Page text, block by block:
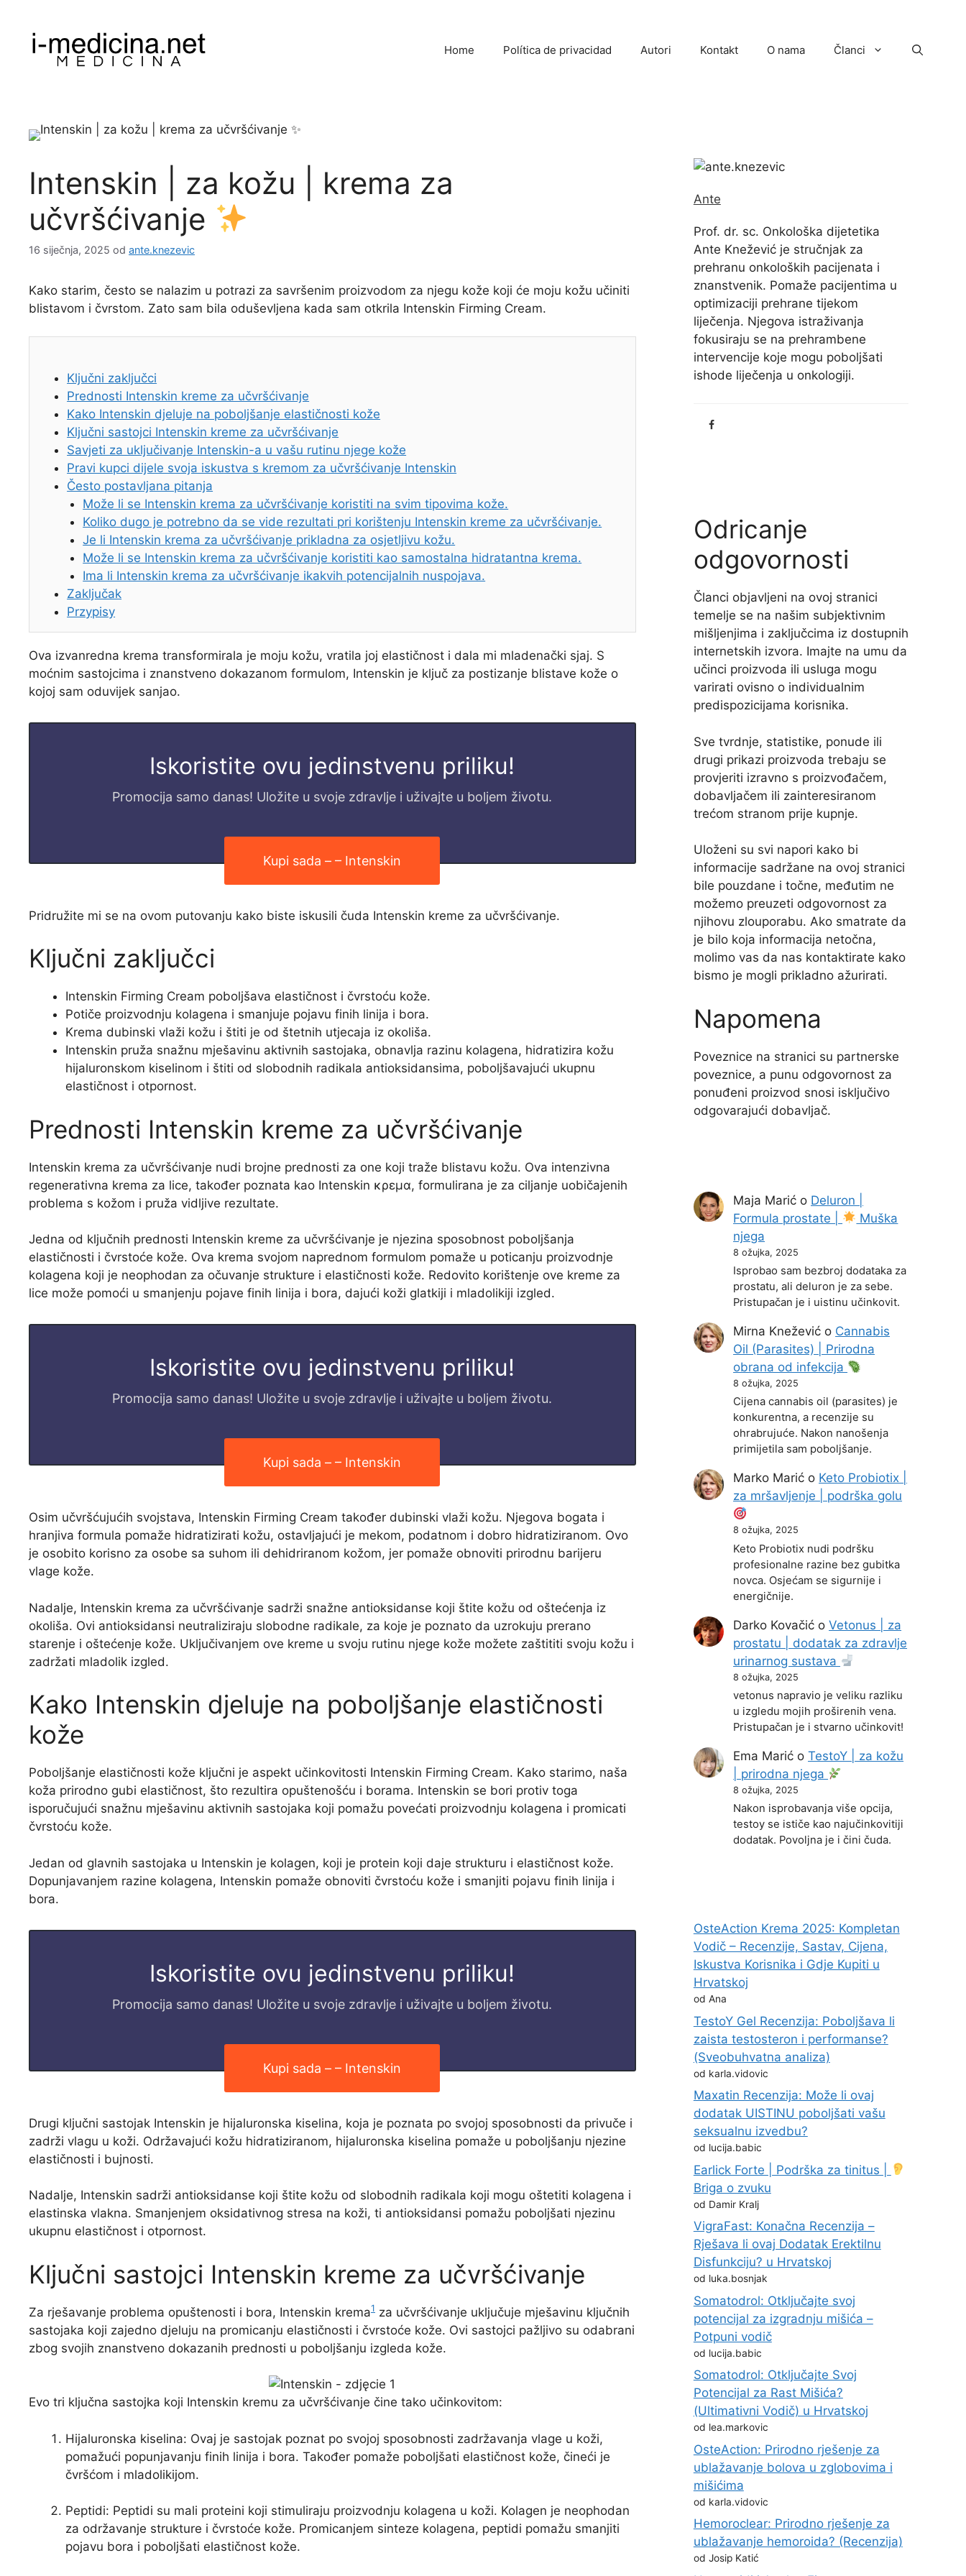
sadržaj
Home Política de privacidad Autori Kontakt O nama Članci
Intenskin | za kožu | krema za
učvršćivanje
16 siječnja, 2025 od ante.knezevic
Kako starim, često se nalazim u potrazi za savršenim proizvodom za njegu kože koji će moju kožu učiniti
blistavom i čvrstom. Zato sam bila oduševljena kada sam otkrila Intenskin Firming Cream.
Ključni zaključci
Prednosti Intenskin kreme za učvršćivanje
Kako Intenskin djeluje na poboljšanje elastičnosti kože
Ključni sastojci Intenskin kreme za učvršćivanje
Savjeti za uključivanje Intenskin-a u vašu rutinu njege kože
Pravi kupci dijele svoja iskustva s kremom za učvršćivanje Intenskin
Često postavljana pitanja
Može li se Intenskin krema za učvršćivanje koristiti na svim tipovima kože.
Koliko dugo je potrebno da se vide rezultati pri korištenju Intenskin kreme za učvršćivanje.
Je li Intenskin krema za učvršćivanje prikladna za osjetljivu kožu.
Može li se Intenskin krema za učvršćivanje koristiti kao samostalna hidratantna krema.
Ima li Intenskin krema za učvršćivanje ikakvih potencijalnih nuspojava.
Zaključak
Przypisy
Ova izvanredna krema transformirala je moju kožu, vratila joj elastičnost i dala mi mladenački sjaj. S
moćnim sastojcima i znanstveno dokazanom formulom, Intenskin je ključ za postizanje blistave kože o
kojoj sam oduvijek sanjao.
Iskoristite ovu jedinstvenu priliku!
Promocija samo danas! Uložite u svoje zdravlje i uživajte u boljem životu.
Kupi sada – – Intenskin
Pridružite mi se na ovom putovanju kako biste iskusili čuda Intenskin kreme za učvršćivanje.
Ključni zaključci
Intenskin Firming Cream poboljšava elastičnost i čvrstoću kože.
Potiče proizvodnju kolagena i smanjuje pojavu finih linija i bora.
Krema dubinski vlaži kožu i štiti je od štetnih utjecaja iz okoliša.
Intenskin pruža snažnu mješavinu aktivnih sastojaka, obnavlja razinu kolagena, hidratizira kožu
hijaluronskom kiselinom i štiti od slobodnih radikala antioksidansima, poboljšavajući ukupnu
elastičnost i otpornost.
Prednosti Intenskin kreme za učvršćivanje
Intenskin krema za učvršćivanje nudi brojne prednosti za one koji traže blistavu kožu. Ova intenzivna
regenerativna krema za lice, također poznata kao Intenskin κρεμα, formulirana je za ciljanje uobičajenih
problema s kožom i pruža vidljive rezultate.
Jedna od ključnih prednosti Intenskin kreme za učvršćivanje je njezina sposobnost poboljšanja
elastičnosti i čvrstoće kože. Ova krema svojom naprednom formulom pomaže u poticanju proizvodnje
kolagena koji je neophodan za očuvanje strukture i elastičnosti kože. Redovito korištenje ove kreme za
lice može pomoći u smanjenju pojave finih linija i bora, dajući koži glatkiji i mladolikiji izgled.
Iskoristite ovu jedinstvenu priliku!
Promocija samo danas! Uložite u svoje zdravlje i uživajte u boljem životu.
Kupi sada – – Intenskin
Osim učvršćujućih svojstava, Intenskin Firming Cream također dubinski vlaži kožu. Njegova bogata i
hranjiva formula pomaže hidratizirati kožu, ostavljajući je mekom, podatnom i dobro hidratiziranom. Ovo
je osobito korisno za osobe sa suhom ili dehidriranom kožom, jer pomaže obnoviti prirodnu barijeru
vlage kože.
Nadalje, Intenskin krema za učvršćivanje sadrži snažne antioksidanse koji štite kožu od oštećenja iz
okoliša. Ovi antioksidansi neutraliziraju slobodne radikale, za koje je poznato da uzrokuju prerano
starenje i oštećenje kože. Uključivanjem ove kreme u svoju rutinu njege kože možete zaštititi svoju kožu i
zadržati mladolik izgled.
Kako Intenskin djeluje na poboljšanje elastičnosti
kože
Poboljšanje elastičnosti kože ključni je aspekt učinkovitosti Intenskin Firming Cream. Kako starimo, naša
koža prirodno gubi elastičnost, što rezultira opuštenošću i borama. Intenskin se bori protiv toga
isporučujući snažnu mješavinu aktivnih sastojaka koji pomažu povećati proizvodnju kolagena i promicati
čvrstoću kože.
Jedan od glavnih sastojaka u Intenskin je kolagen, koji je protein koji daje strukturu i elastičnost kože.
Dopunjavanjem razine kolagena, Intenskin pomaže obnoviti čvrstoću kože i smanjiti pojavu finih linija i
bora.
Iskoristite ovu jedinstvenu priliku!
Promocija samo danas! Uložite u svoje zdravlje i uživajte u boljem životu.
Kupi sada – – Intenskin
Drugi ključni sastojak Intenskin je hijaluronska kiselina, koja je poznata po svojoj sposobnosti da privuče i
zadrži vlagu u koži. Održavajući kožu hidratiziranom, hijaluronska kiselina pomaže u poboljšanju njezine
elastičnosti i bujnosti.
Nadalje, Intenskin sadrži antioksidanse koji štite kožu od slobodnih radikala koji mogu oštetiti kolagena i
elastinska vlakna. Smanjenjem oksidativnog stresa na koži, ti antioksidansi pomažu poboljšati njezinu
ukupnu elastičnost i otpornost.
Ključni sastojci Intenskin kreme za učvršćivanje
Za rješavanje problema opuštenosti i bora, Intenskin krema1 za učvršćivanje uključuje mješavinu ključnih
sastojaka koji zajedno djeluju na promicanju elastičnosti i čvrstoće kože. Ovi sastojci pažljivo su odabrani
zbog svojih znanstveno dokazanih prednosti u poboljšanju izgleda kože.
Evo tri ključna sastojka koji Intenskin kremu za učvršćivanje čine tako učinkovitom:
Hijaluronska kiselina: Ovaj je sastojak poznat po svojoj sposobnosti zadržavanja vlage u koži,
pomažući popunjavanju finih linija i bora. Također pomaže poboljšati elastičnost kože, čineći je
čvršćom i mladolikijom.
Peptidi: Peptidi su mali proteini koji stimuliraju proizvodnju kolagena u koži. Kolagen je neophodan
za održavanje strukture i čvrstoće kože. Promicanjem sinteze kolagena, peptidi pomažu smanjiti
pojavu bora i poboljšati elastičnost kože.
Ante
Prof. dr. sc. Onkološka dijetetika
Ante Knežević je stručnjak za
prehranu onkoloških pacijenata i
znanstvenik. Pomaže pacijentima u
optimizaciji prehrane tijekom
liječenja. Njegova istraživanja
fokusiraju se na prehrambene
intervencije koje mogu poboljšati
ishode liječenja u onkologiji.
Odricanje
odgovornosti
Članci objavljeni na ovoj stranici
temelje se na našim subjektivnim
mišljenjima i zaključcima iz dostupnih
internetskih izvora. Imajte na umu da
učinci proizvoda ili usluga mogu
varirati ovisno o individualnim
predispozicijama korisnika.
Sve tvrdnje, statistike, ponude ili
drugi prikazi proizvoda trebaju se
provjeriti izravno s proizvođačem,
dobavljačem ili zainteresiranom
trećom stranom prije kupnje.
Uloženi su svi napori kako bi
informacije sadržane na ovoj stranici
bile pouzdane i točne, međutim ne
možemo preuzeti odgovornost za
njihovu zlouporabu. Ako smatrate da
je bilo koja informacija netočna,
molimo vas da nas kontaktirate kako
bismo je mogli prikladno ažurirati.
Napomena
Poveznice na stranici su partnerske
poveznice, a punu odgovornost za
ponuđeni proizvod snosi isključivo
odgovarajući dobavljač.
Maja Marić o Deluron |
Formula prostate |
Muška
njega
8 ožujka, 2025
Isprobao sam bezbroj dodataka za
prostatu, ali deluron je za sebe.
Pristupačan je i uistinu učinkovit.
Mirna Knežević o Cannabis
Oil (Parasites) | Prirodna
obrana od infekcija
8 ožujka, 2025
Cijena cannabis oil (parasites) je
konkurentna, a recenzije su
ohrabrujuće. Nakon nanošenja
primijetila sam poboljšanje.
Marko Marić o Keto Probiotix |
za mršavljenje | podrška golu
8 ožujka, 2025
Keto Probiotix nudi podršku
profesionalne razine bez gubitka
novca. Osjećam se sigurnije i
energičnije.
Darko Kovačić oVetonus | za
prostatu | dodatak za zdravlje
urinarnog sustava
8 ožujka, 2025
vetonus napravio je veliku razliku
u izgledu mojih proširenih vena.
Pristupačan je i stvarno učinkovit!
Ema Marić oTestoY | za kožu
| prirodna njega
8 ožujka, 2025
Nakon isprobavanja više opcija,
testoy se ističe kao najučinkovitiji
dodatak. Povoljna je i čini čuda.
OsteAction Krema 2025: Kompletan
Vodič – Recenzije, Sastav, Cijena,
Iskustva Korisnika i Gdje Kupiti u
Hrvatskoj
od Ana
TestoY Gel Recenzija: Poboljšava li
zaista testosteron i performanse?
(Sveobuhvatna analiza)
od karla.vidovic
Maxatin Recenzija: Može li ovaj
dodatak UISTINU poboljšati vašu
seksualnu izvedbu?
od lucija.babic
Earlick Forte | Podrška za tinitus |
Briga o zvuku
od Damir Kralj
VigraFast: Konačna Recenzija –
Rješava li ovaj Dodatak Erektilnu
Disfunkciju? u Hrvatskoj
od luka.bosnjak
Somatodrol: Otključajte svoj
potencijal za izgradnju mišića –
Potpuni vodič
od lucija.babic
Somatodrol: Otključajte Svoj
Potencijal za Rast Mišića?
(Ultimativni Vodič) u Hrvatskoj
od lea.markovic
OsteAction: Prirodno rješenje za
ublažavanje bolova u zglobovima i
mišićima
od karla.vidovic
Hemoroclear: Prirodno rješenje za
ublažavanje hemoroida? (Recenzija)
od Josip Katić